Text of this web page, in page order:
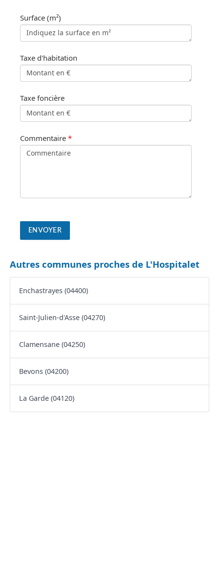
Surface (m²)
Taxe d'habitation
Taxe foncière
Commentaire *
Autres communes proches de L'Hospitalet
Enchastrayes (04400)
Saint-Julien-d'Asse (04270)
Clamensane (04250)
Bevons (04200)
La Garde (04120)